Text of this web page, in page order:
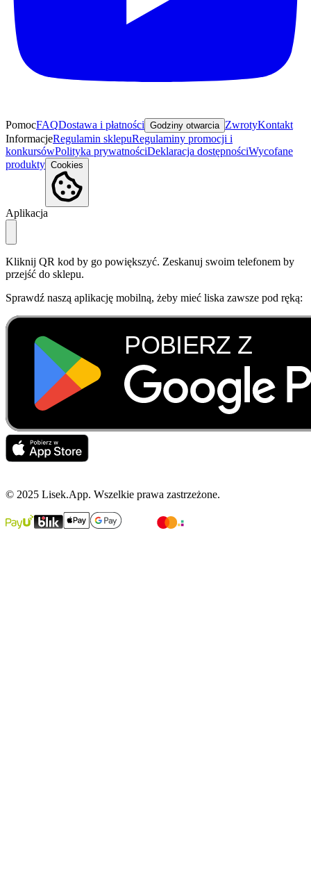
PomocFAQDostawa i płatności Godziny otwarcia ZwrotyKontakt
InformacjeRegulamin sklepuRegulaminy promocji i
konkursówPolityka prywatnościDeklaracja dostępnościWycofane
produkty Cookies
Aplikacja
Kliknij QR kod by go powiększyć. Zeskanuj swoim telefonem by
przejść do sklepu.
Sprawdź naszą aplikację mobilną, żeby mieć liska zawsze pod ręką:
© 2025 Lisek.App. Wszelkie prawa zastrzeżone.